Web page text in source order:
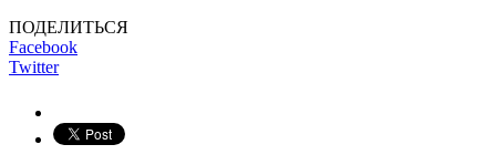
ПОДЕЛИТЬСЯ
Facebook
Twitter